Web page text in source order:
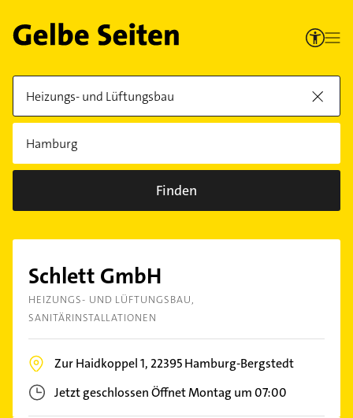
Finden
Schlett GmbH
HEIZUNGS- UND LÜFTUNGSBAU
SANITÄRINSTALLATIONEN
Zur Haidkoppel 1, 22395Hamburg-Bergstedt
Jetzt geschlossenÖffnet Montag um 07:00